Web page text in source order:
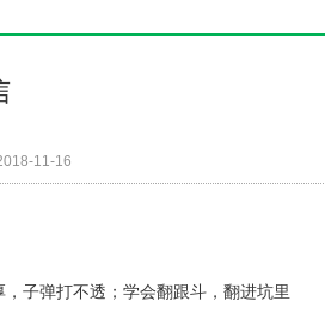
11-16
子弹打不透；学会翻跟斗，翻进坑里